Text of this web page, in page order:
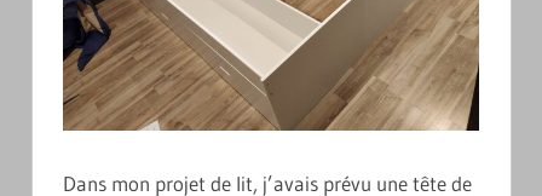
Dans mon projet de lit, j’avais prévu une tête de